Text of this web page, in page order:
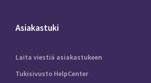
Asiakastuki
Laita viestiä asiakastukeen
Tukisivusto HelpCenter